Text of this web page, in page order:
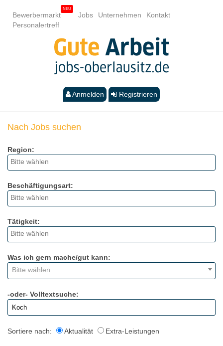
Bewerbermarkt Jobs Unternehmen
Kontakt
Personalertreff
Anmelden Registrieren
Nach Jobs suchen
Region:
Beschäftigungsart:
Tätigkeit:
Was ich gern mache/gut kann:
Bitte wählen
-oder- Volltextsuche:
Sortiere nach: Aktualität Extra-Leistungen